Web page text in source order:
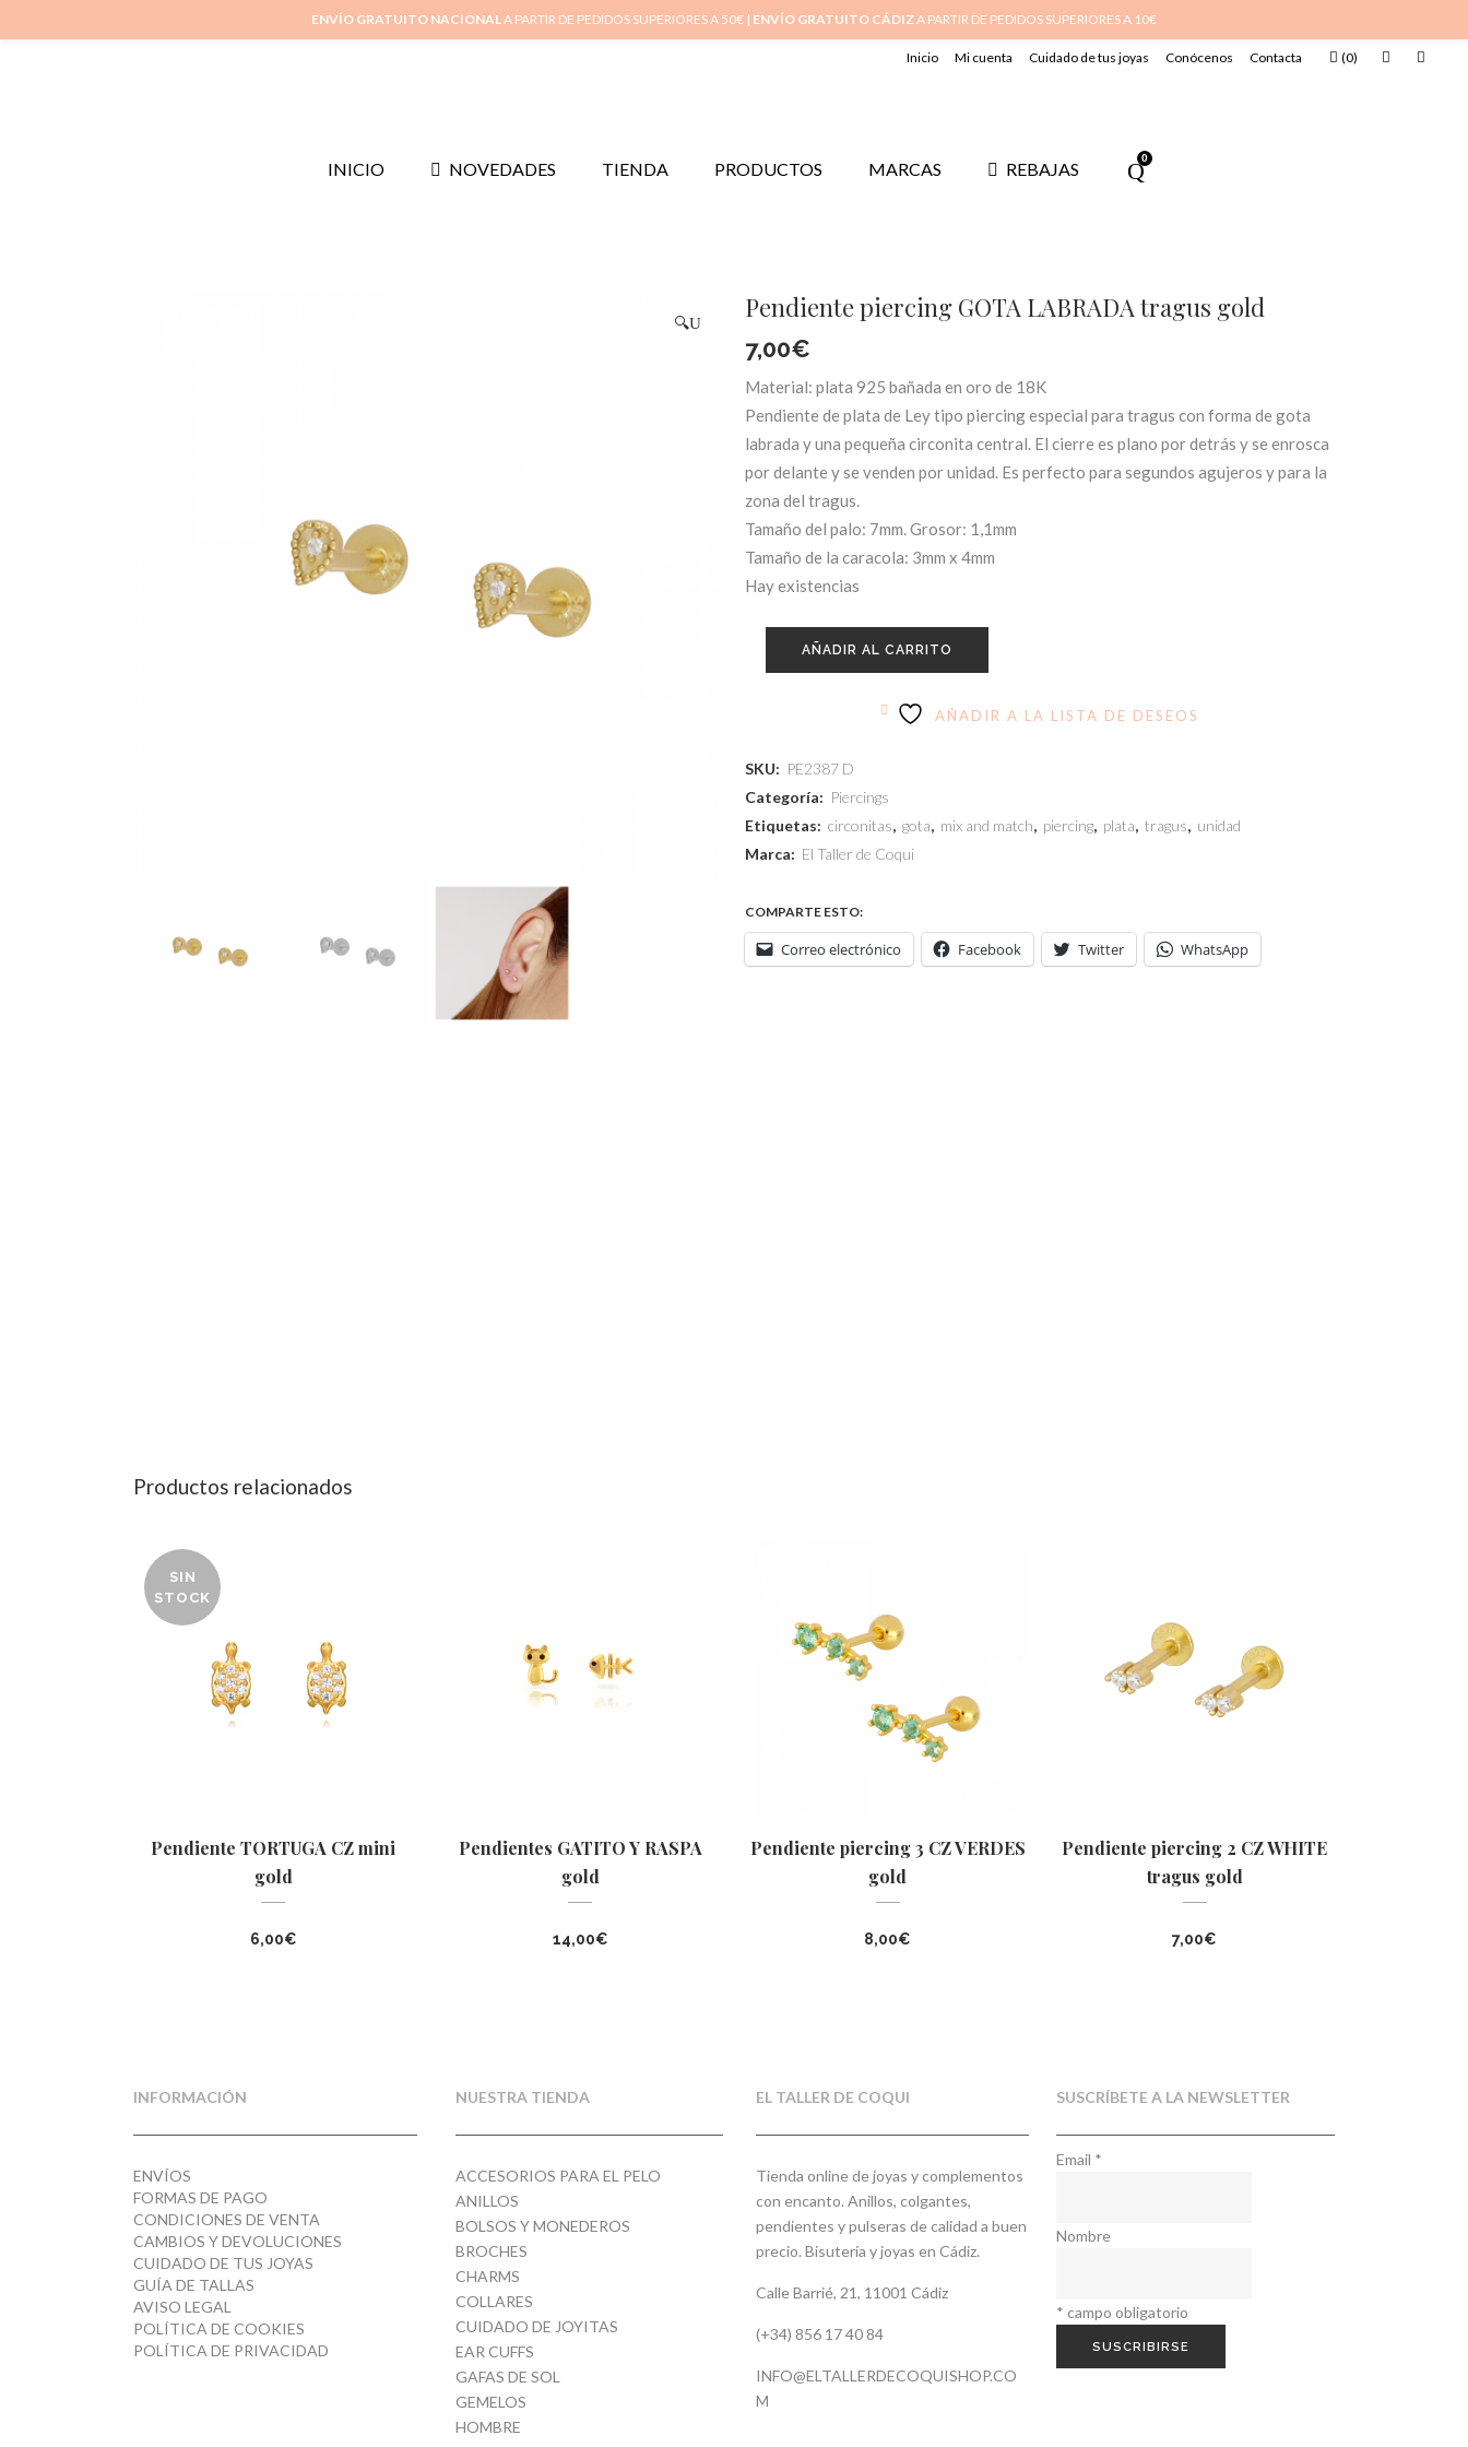
Inicio Mi cuenta Cuidado de tus joyas Conócenos Contacta (0)
INICIO NOVEDADES TIENDA PRODUCTOS MARCAS REBAJAS
0
🔍 Pendiente piercing GOTA LABRADA tragus gold
7,00€
Material: plata 925 bañada en oro de 18K
Pendiente de plata de Ley tipo piercing especial para tragus con forma de gota
labrada y una pequeña circonita central. El cierre es plano por detrás y se enrosca
por delante y se venden por unidad. Es perfecto para segundos agujeros y para la
zona del tragus.
Tamaño del palo: 7mm. Grosor: 1,1mm
Tamaño de la caracola: 3mm x 4mm
Hay existencias
AÑADIR AL CARRITO
AÑADIR A LA LISTA DE DESEOS
SKU: PE2387 D
Categoría: Piercings
Etiquetas: circonitas, gota, mix and match, piercing, plata, tragus, unidad
Marca: El Taller de Coqui
COMPARTE ESTO:
Correo electrónico Facebook Twitter WhatsApp
Productos relacionados
SIN
STOCK
Pendiente TORTUGA CZ mini
gold
6,00€
Pendientes GATITO Y RASPA
gold
14,00€
Pendiente piercing 3 CZ VERDES
gold
8,00€
Pendiente piercing 2 CZ WHITE
tragus gold
7,00€
INFORMACIÓN
ENVÍOS
FORMAS DE PAGO
CONDICIONES DE VENTA
CAMBIOS Y DEVOLUCIONES
CUIDADO DE TUS JOYAS
GUÍA DE TALLAS
AVISO LEGAL
POLÍTICA DE COOKIES
POLÍTICA DE PRIVACIDAD
NUESTRA TIENDA
ACCESORIOS PARA EL PELO
ANILLOS
BOLSOS Y MONEDEROS
BROCHES
CHARMS
COLLARES
CUIDADO DE JOYITAS
EAR CUFFS
GAFAS DE SOL
GEMELOS
HOMBRE
EL TALLER DE COQUI
Tienda online de joyas y complementos
con encanto. Anillos, colgantes,
pendientes y pulseras de calidad a buen
precio. Bisutería y joyas en Cádiz.
Calle Barrié, 21, 11001 Cádiz
(+34) 856 17 40 84
INFO@ELTALLERDECOQUISHOP.CO
M
SUSCRÍBETE A LA NEWSLETTER
Email *
Nombre
* campo obligatorio
ENVÍO GRATUITO NACIONALA PARTIR DE PEDIDOS SUPERIORES A 50€ | ENVÍO GRATUITO CÁDIZA PARTIR DE PEDIDOS SUPERIORES A 10€